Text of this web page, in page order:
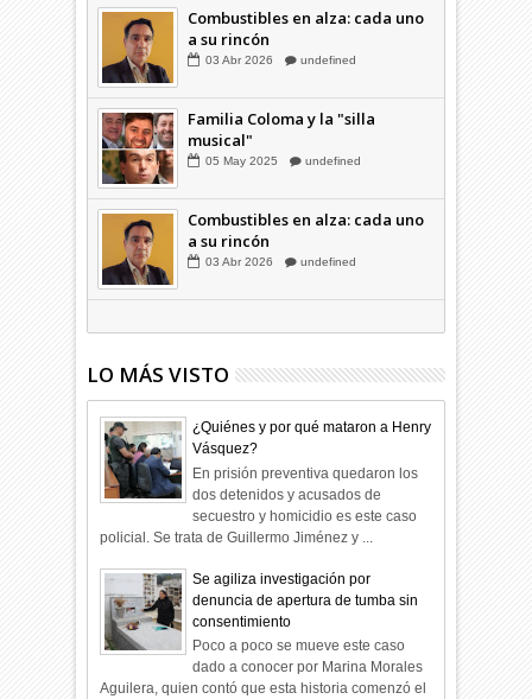
Combustibles en alza: cada uno
a su rincón
Familia Coloma y la "silla
musical"
Combustibles en alza: cada uno
a su rincón
LO MÁS VISTO
¿Quiénes y por qué mataron a Henry
Vásquez?
En prisión preventiva quedaron los
dos detenidos y acusados de
secuestro y homicidio es este caso
policial. Se trata de Guillermo Jiménez y ...
Se agiliza investigación por
denuncia de apertura de tumba sin
consentimiento
Poco a poco se mueve este caso
dado a conocer por Marina Morales
Aguilera, quien contó que esta historia comenzó el